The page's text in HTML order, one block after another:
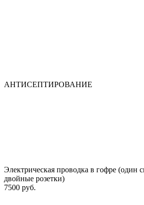
АНТИСЕПТИРОВАНИЕ
Электрическая проводка в гофре (один
двойные розетки)
7500 руб.